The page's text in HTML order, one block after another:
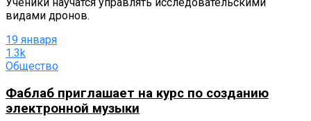
видами дронов.
19 января
1.3k
Общество
Фаблаб приглашает на курс по созданию
электронной музыки